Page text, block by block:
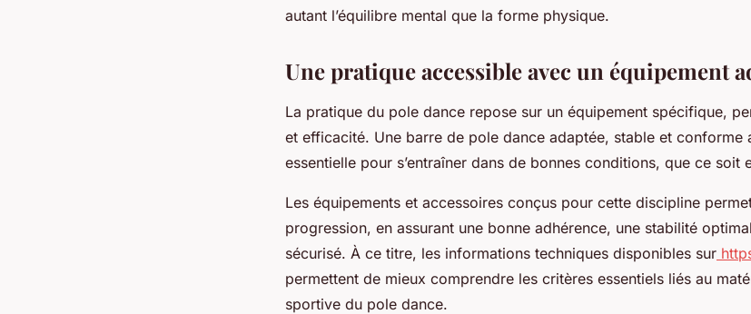
autant l’équilibre mental que la forme physique.
Une pratique accessible avec un équipement
La pratique du pole dance repose sur un équipement spécifique,
et efficacité. Une barre de pole dance adaptée, stable et conforme
essentielle pour s’entraîner dans de bonnes conditions, que ce soit
Les équipements et accessoires conçus pour cette discipline
progression, en assurant une bonne adhérence, une stabilité
sécurisé. À ce titre, les informations techniques disponibles sur
permettent de mieux comprendre les critères essentiels liés au
sportive du pole dance.